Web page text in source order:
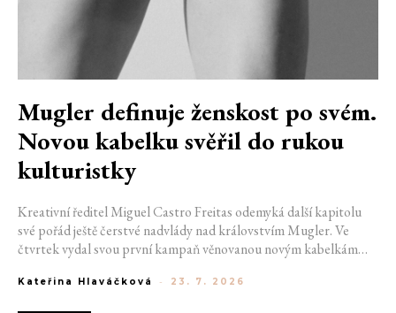
Mugler definuje ženskost po svém.
Novou kabelku svěřil do rukou
kulturistky
Kreativní ředitel Miguel Castro Freitas odemyká další kapitolu
své pořád ještě čerstvé nadvlády nad královstvím Mugler. Ve
čtvrtek vydal svou první kampaň věnovanou novým kabelkám
do módního domu dorazil. Umně mísí výrazy minulosti a dávných
Kateřina Hlaváčková - 23. 7. 2026